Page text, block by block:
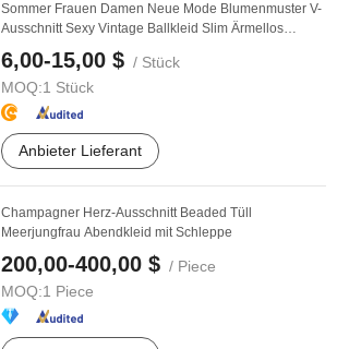
Sommer Frauen Damen Neue Mode Blumenmuster V-
Ausschnitt Sexy Vintage Ballkleid Slim Ärmellos
6,00-15,00 $ / Stück
MOQ:1 Stück
Anbieter Lieferant
Champagner Herz-Ausschnitt Beaded Tüll
Meerjungfrau Abendkleid mit Schleppe
200,00-400,00 $ / Piece
MOQ:1 Piece